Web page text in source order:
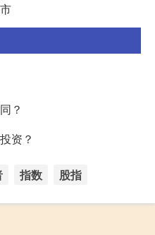
？
资？
指数 股指